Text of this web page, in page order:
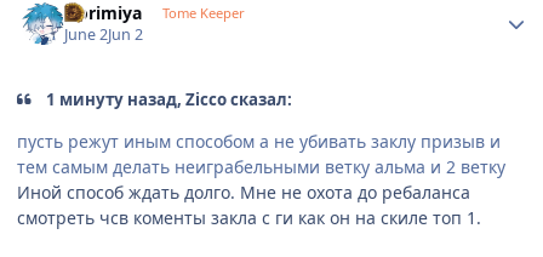
Horimiya Tome Keeper
June 2Jun 2
1 минуту назад, Zicco сказал:
пусть режут иным способом а не убивать заклу призыв и
тем самым делать неиграбельными ветку альма и 2 ветку
Иной способ ждать долго. Мне не охота до ребаланса
смотреть чсв коменты закла с ги как он на скиле топ 1.